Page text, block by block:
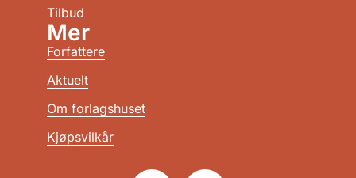
Tilbud
Mer
Forfattere
Aktuelt
Om forlagshuset
Kjøpsvilkår